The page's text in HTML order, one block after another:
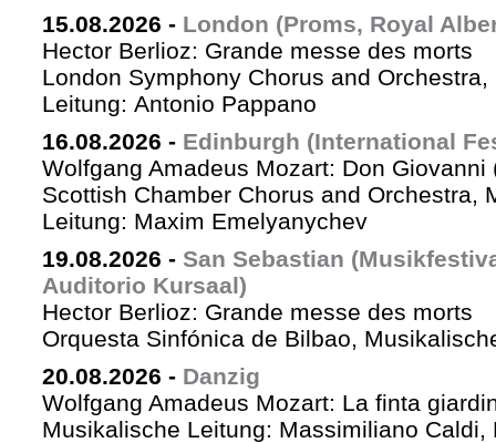
15.08.2026 - London (Proms, Royal
Hector Berlioz: Grande messe des morts
London Symphony Chorus and
Leitung: Antonio Pappano
16.08.2026 - Edinburgh (International
Wolfgang Amadeus Mozart: Don Giovanni
Scottish Chamber Chorus and Orchestra,
Leitung: Maxim Emelyanychev
19.08.2026 - San Sebastian
Auditorio Kursaal)
Hector Berlioz: Grande messe des morts
Orquesta Sinfónica de Bilbao,
20.08.2026 - Danzig
Wolfgang Amadeus Mozart: La finta
Musikalische Leitung: Massimiliano Caldi,